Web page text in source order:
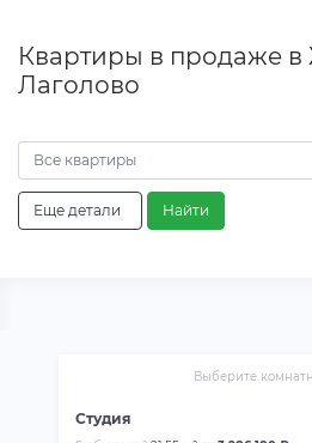
Квартиры в продаже в
Лаголово
Все квартиры
Еще детали Найти
Выберите
Студия